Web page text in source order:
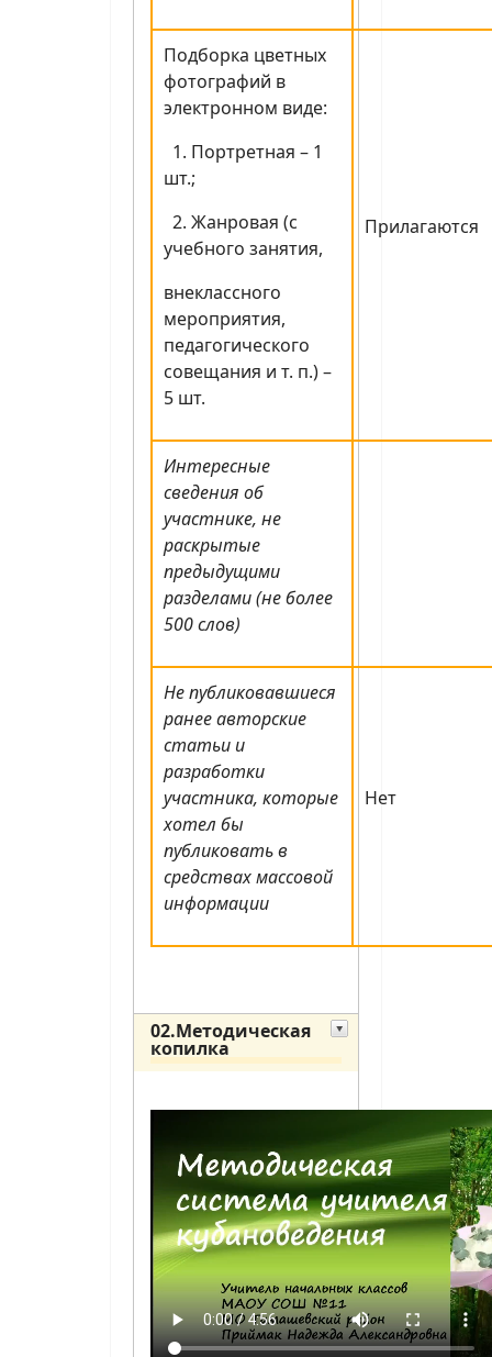
Подборка цветных
фотографий в
электронном виде:
1. Портретная – 1
шт.;
2. Жанровая (с
учебного занятия,
внеклассного
мероприятия,
педагогического
совещания и т. п.) –
5 шт.
Прилагаются
Интересные
сведения об
участнике, не
раскрытые
предыдущими
разделами (не более
500 слов)
Не публиковавшиеся
ранее авторские
статьи и
разработки
участника, которые
хотел бы
публиковать в
средствах массовой
информации
Нет
02.Методическая
копилка